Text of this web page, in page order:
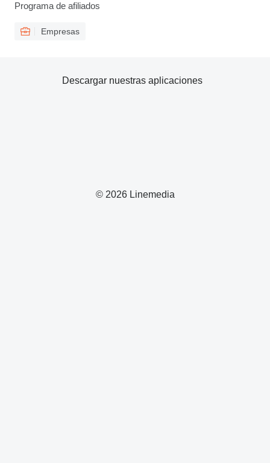
Programa de afiliados
Empresas
© 2026 Linemedia
Descargar nuestras aplicaciones